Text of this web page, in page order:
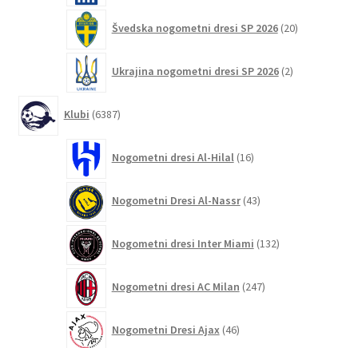
Švedska nogometni dresi SP 2026 20izdelkov
Ukrajina nogometni dresi SP 2026 2izdelka
Klubi 6387izdelkov
Nogometni dresi Al-Hilal 16izdelkov
Nogometni Dresi Al-Nassr 43izdelkov
Nogometni dresi Inter Miami 132izdelkov
Nogometni dresi AC Milan 247izdelkov
Nogometni Dresi Ajax 46izdelkov